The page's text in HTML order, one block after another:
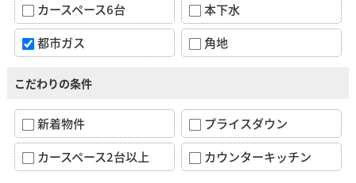
カースペース6台
本下水
都市ガス
角地
こだわりの条件
新着物件
プライスダウン
カースペース2台以上
カウンターキッチン